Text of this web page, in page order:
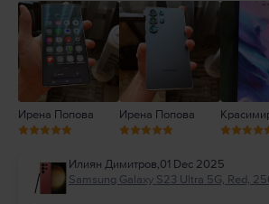
2
Ирена Попова Ирена Попова
Илиян Димитров,01 Dec 2025
Samsung Galaxy S23 Ultra 5G, Red,